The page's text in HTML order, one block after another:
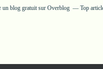
un blog gratuit sur Overblog Top